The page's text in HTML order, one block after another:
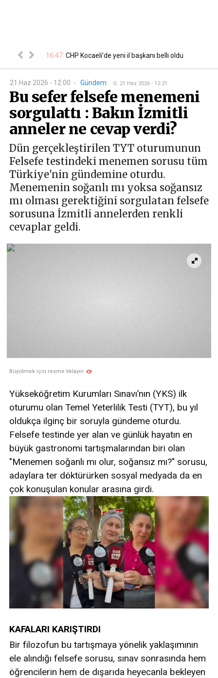
16:47 CHP Kocaeli’de yeni il başkanı belli oldu
21 Haz 2026 - 12:00 - Gündem G: 21 Haz 2026 - 12:21
Bu sefer felsefe menemeni
sorgulattı : Bakın İzmitli
anneler ne cevap verdi?
Dün gerçekleştirilen TYT oturumunun
Felsefe testindeki menemen sorusu tüm
Türkiye'nin gündemine oturdu.
Menemenin soğanlı mı yoksa soğansız
mı olması gerektiğini sorgulatan felsefe
sorusuna İzmitli annelerden renkli
cevaplar geldi.
Büyütmek için resme tıklayın
Yükseköğretim Kurumları Sınavı’nın (YKS) ilk
oturumu olan Temel Yeterlilik Testi (TYT), bu yıl
oldukça ilginç bir soruyla gündeme oturdu.
Felsefe testinde yer alan ve günlük hayatın en
büyük gastronomi tartışmalarından biri olan
"Menemen soğanlı mı olur, soğansız mı?" sorusu,
adaylara ter döktürürken sosyal medyada da en
çok konuşulan konular arasına girdi.
KAFALARI KARIŞTIRDI
Bir filozofun bu tartışmaya yönelik yaklaşımının
ele alındığı felsefe sorusu, sınav sonrasında hem
öğrencilerin hem de dışarıda heyecanla bekleyen